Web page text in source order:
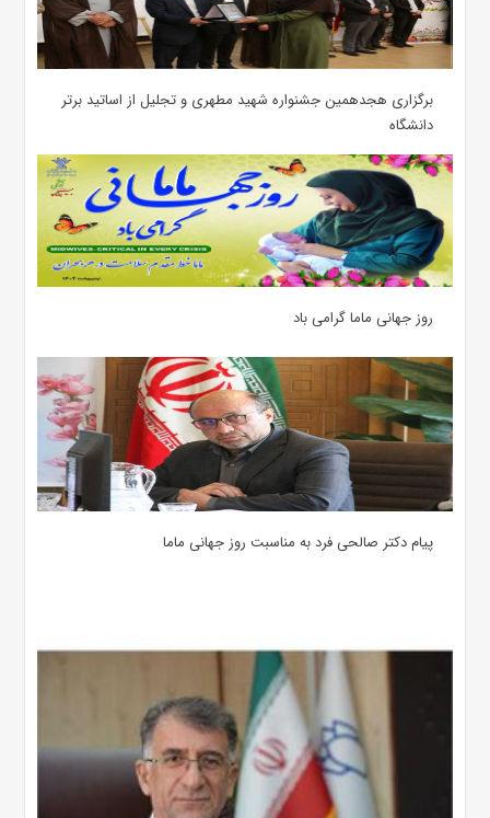
برگزاری هجدهمین جشنواره شهید مطهری و تجلیل از اساتید برتر
دانشگاه
روز جهانی ماما گرامی باد
پیام دکتر صالحی فرد به مناسبت روز جهانی ماما